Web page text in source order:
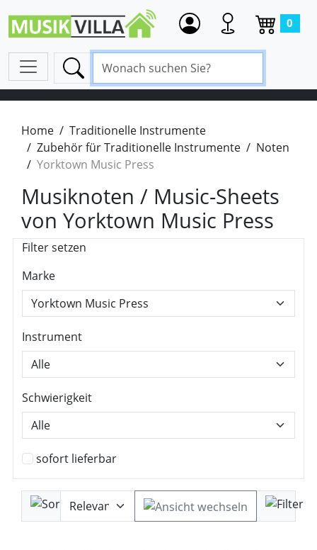
0
Home
Traditionelle Instrumente
Zubehör für Traditionelle Instrumente
Noten
Yorktown Music Press
Musiknoten / Music-Sheets
von Yorktown Music Press
Filter setzen
Marke
Instrument
Schwierigkeit
sofort lieferbar